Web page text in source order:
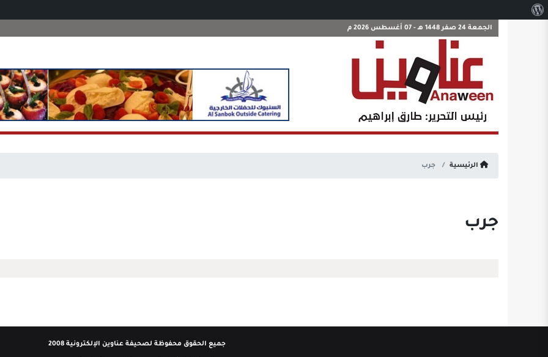
الجمعة 24 صفر 1448 هـ - 07 أغسطس 2026 م
الرئيسية جرب
جرب
جميع الحقوق محفوظة لصحيفة عناوين الإلكترونية 2008